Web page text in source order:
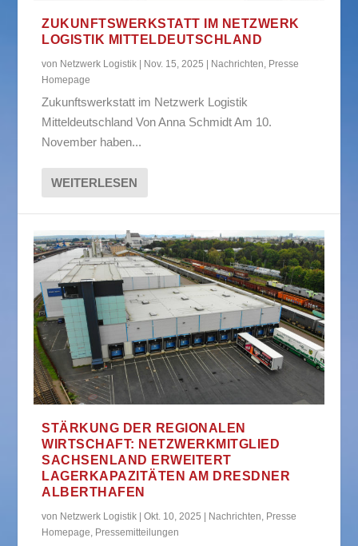
ZUKUNFTSWERKSTATT IM NETZWERK
LOGISTIK MITTELDEUTSCHLAND
von Netzwerk Logistik Nov. 15, 2025 Nachrichten, Presse
Homepage
Zukunftswerkstatt im Netzwerk Logistik
Mitteldeutschland Von Anna Schmidt Am 10.
November haben...
WEITERLESEN
STÄRKUNG DER REGIONALEN
WIRTSCHAFT: NETZWERKMITGLIED
SACHSENLAND ERWEITERT
LAGERKAPAZITÄTEN AM DRESDNER
ALBERTHAFEN
von Netzwerk Logistik |Okt. 10, 2025 | Nachrichten Presse
Homepage Pressemitteilungen